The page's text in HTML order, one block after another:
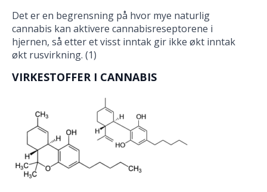
Det er en begrensning på hvor mye naturlig
cannabis kan aktivere cannabisreseptorene i
hjernen, så etter et visst inntak gir ikke økt inntak
økt rusvirkning. (1)
VIRKESTOFFER I CANNABIS